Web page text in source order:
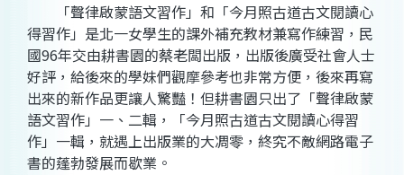
「聲律啟蒙語文習作」和「今月照古道古文閱讀心
得習作」是北一女學生的課外補充教材兼寫作練習，民
國96年交由耕書園的蔡老闆出版，出版後廣受社會人士
好評，給後來的學妹們觀摩參考也非常方便，後來再寫
出來的新作品更讓人驚豔！但耕書園只出了「聲律啟蒙
語文習作」一、二輯，「今月照古道古文閱讀心得習
作」一輯，就遇上出版業的大凋零，終究不敵網路電子
書的蓬勃發展而歇業。